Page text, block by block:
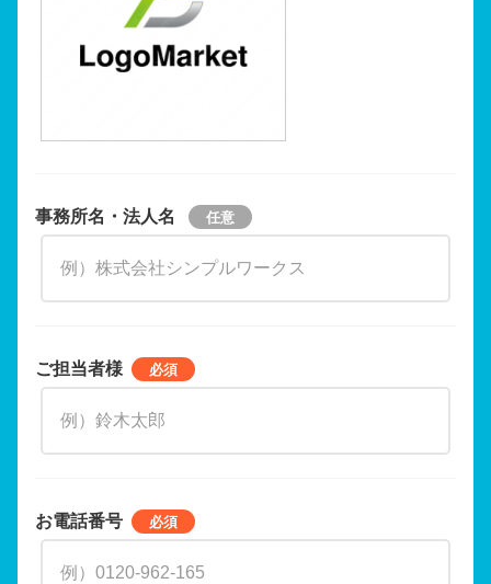
事務所名・法人名
ご担当者様
お電話番号